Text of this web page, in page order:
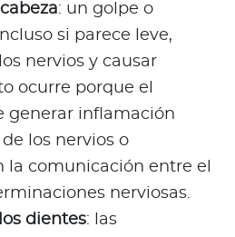
: un golpe o
si parece leve,
nervios y causar
ocurre porque el
generar inflamación
los nervios o
la comunicación entre el
nerviosas.
dientes: las